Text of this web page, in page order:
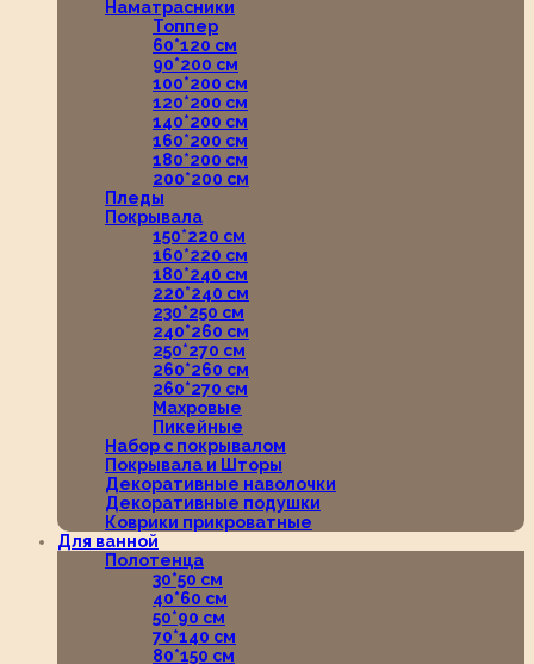
Наматрасники
Топпер
60*120 см
90*200 см
100*200 см
120*200 см
140*200 см
160*200 см
180*200 см
200*200 см
Пледы
Покрывала
150*220 см
160*220 см
180*240 см
220*240 см
230*250 см
240*260 см
250*270 см
260*260 см
260*270 см
Махровые
Пикейные
Набор с покрывалом
Покрывала и Шторы
Декоративные наволочки
Декоративные подушки
Коврики прикроватные
Для ванной
Полотенца
30*50 см
40*60 см
50*90 см
70*140 см
80*150 см